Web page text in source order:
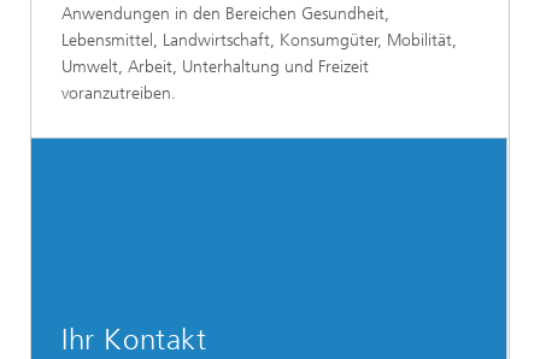
Anwendungen in den Bereichen Gesundheit,
Lebensmittel, Landwirtschaft, Konsumgüter, Mobilität,
Umwelt, Arbeit, Unterhaltung und Freizeit
voranzutreiben.
Ihr Kontakt